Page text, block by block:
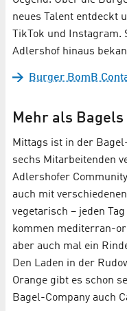
neues Talent entdeckt
TikTok und
Adlershof hinaus
Burger BomB
Mehr als Bagels
Mittags ist in der
sechs Mitarbeitenden
Adlershofer
auch mit
vegetarisch – jeden
kommen mediterran-
aber auch mal ein
Den Laden in der
Orange gibt es schon
Bagel-Company auch